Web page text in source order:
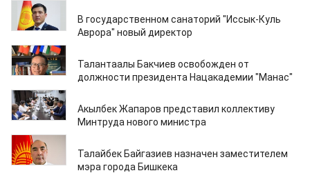
25.06.2024
В государственном санаторий "Иссык-Куль
Аврора" новый директор
23.06.2024
Талантаалы Бакчиев освобожден от
должности президента Нацакадемии "Манас"
18.06.2024
Акылбек Жапаров представил коллективу
Минтруда нового министра
13.06.2024
Талайбек Байгазиев назначен заместителем
мэра города Бишкека